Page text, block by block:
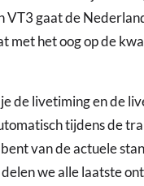
VT3 gaat de
met het oog op de
de livetiming en de
tijdens de
van de actuele
we alle laatste